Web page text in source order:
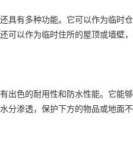
还具有多种功能。它可以作为临时
可以作为临时住所的屋顶或墙壁，
出色的耐用性和防水性能。它能
分渗透，保护下方的物品或地面不